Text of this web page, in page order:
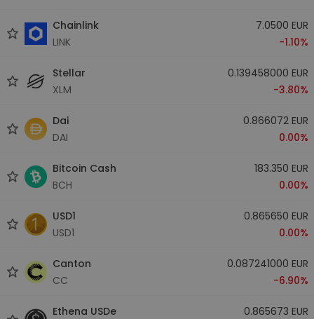
Chainlink
LINK
7.0500 EUR
-1.10%
Stellar
XLM
0.139458000 EUR
-3.80%
Dai
DAI
0.866072 EUR
0.00%
Bitcoin Cash
BCH
183.350 EUR
0.00%
USD1
USD1
0.865650 EUR
0.00%
Canton
CC
0.087241000 EUR
-6.90%
Ethena USDe
0.865673 EUR